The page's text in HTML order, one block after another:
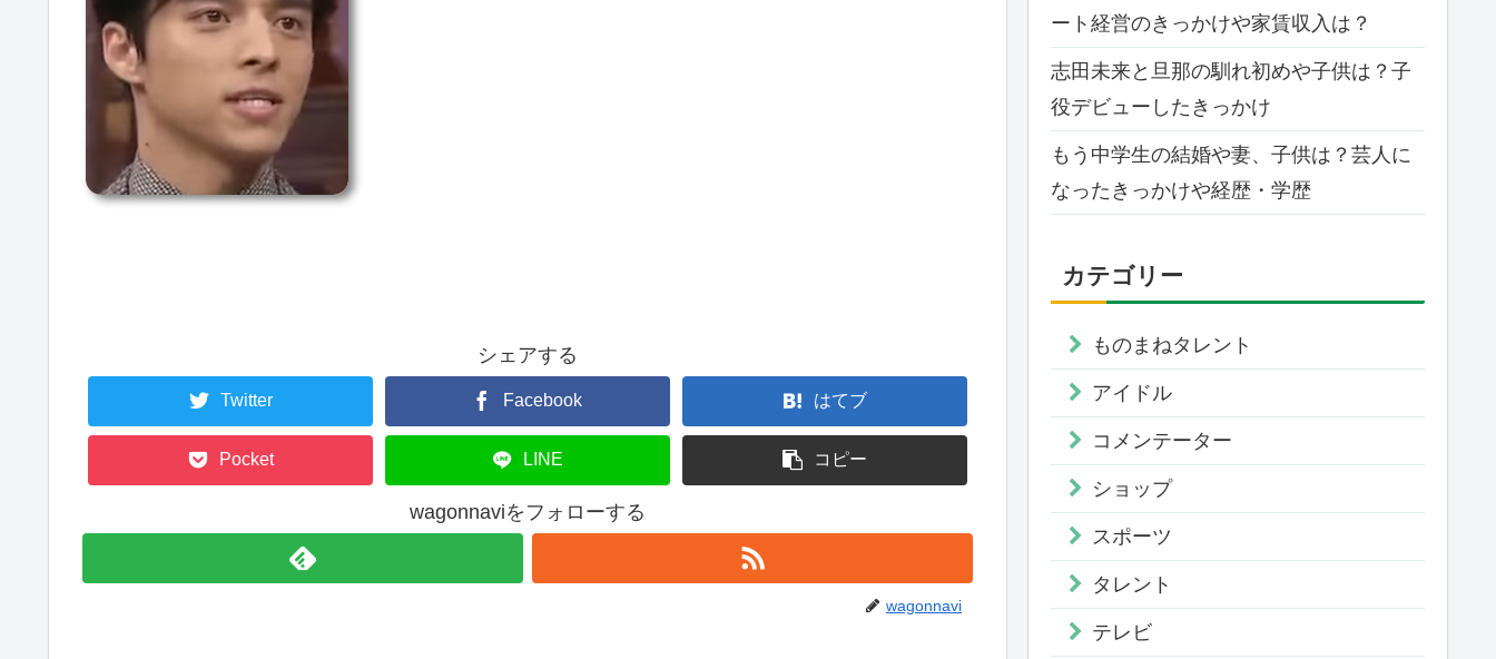
シェアする
Twitter Facebook はてブ
Pocket LINE コピー
wagonnaviをフォローする
wagonnavi
ート経営のきっかけや家賃収入は？
志田未来と旦那の馴れ初めや子供は？子
役デビューしたきっかけ
もう中学生の結婚や妻、子供は？芸人に
なったきっかけや経歴・学歴
カテゴリー
ものまねタレント
アイドル
コメンテーター
ショップ
スポーツ
タレント
テレビ